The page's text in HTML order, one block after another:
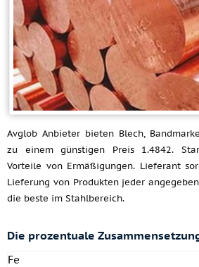
Avglob Anbieter bieten Blech,
zu einem günstigen Preis 1.4842.
Vorteile von Ermäßigungen. Lieferant
Lieferung von Produkten jeder
die beste im Stahlbereich.
Die prozentuale
Fe